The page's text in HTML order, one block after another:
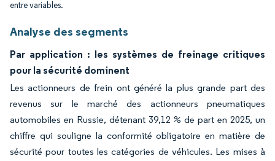
entre variables.
Analyse des segments
Par application : les systèmes de freinage critiques
pour la sécurité dominent
Les actionneurs de frein ont généré la plus grande part des
revenus sur le marché des actionneurs pneumatiques
automobiles en Russie, détenant 39,12 % de part en 2025, un
chiffre qui souligne la conformité obligatoire en matière de
sécurité pour toutes les catégories de véhicules. Les mises à